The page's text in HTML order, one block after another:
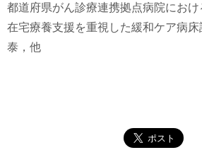
都道府県がん診療連携拠点病院におけ
在宅療養支援を重視した緩和ケア病
泰，他